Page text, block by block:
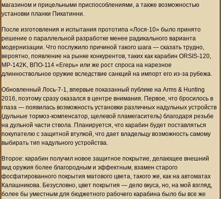
магазином и прицельными приспособлениями, а также возможностью
установки планки Пикатинни.
После изготовления и испытания прототипа «Лося-10» было принято
решение о параллельной разработке менее радикального варианта
модернизации. Что послужило причиной такого шага — сказать трудно,
вероятно, появление на рынке конкурентов, таких как карабин ORSIS-120,
МР-142K, ВПО-114 «Егерь» или же рост спроса на нарезное
длинноствольное оружие вследствие санкций на импорт его из-за рубежа.
Обновленный Лось-7-1, впервые показанный публике на Arms & Hunting
2016, поэтому сразу оказался в центре внимания. Первое, что бросилось в
глаза — появилась возможность установки различных надульных устройств
(дульные тормоз-компенсатор, щелевой пламегаситель) благодаря резьбе
на дульной части ствола. Планируется, что карабин будет поставляться
покупателю с защитной втулкой, что дает владельцу возможность самому
выбирать тип надульного устройства.
Второе: карабин получил новое защитное покрытие, делающее внешний
вид оружия более благородным и эффектным, взамен старого
фосфатированного покрытия матового цвета, такого же, как на автоматах
Калашникова. Безусловно, цвет покрытия — дело вкуса, но, на мой взгляд,
более бы уместным для бюджетного рабочего карабина было бы все же